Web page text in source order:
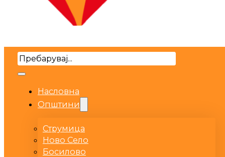
Search
Насловна
Општини
Струмица
Ново Село
Босилово